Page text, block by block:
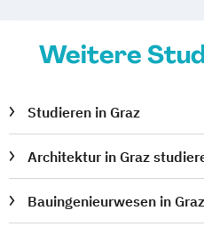
Transkulturelle
Betriebswirtschaft
Weitere
Studieren in Graz
Architektur in Graz
Bauingenieurwesen in